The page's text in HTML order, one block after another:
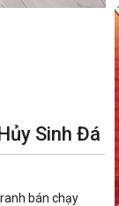
Sinh Đá
bán chạy